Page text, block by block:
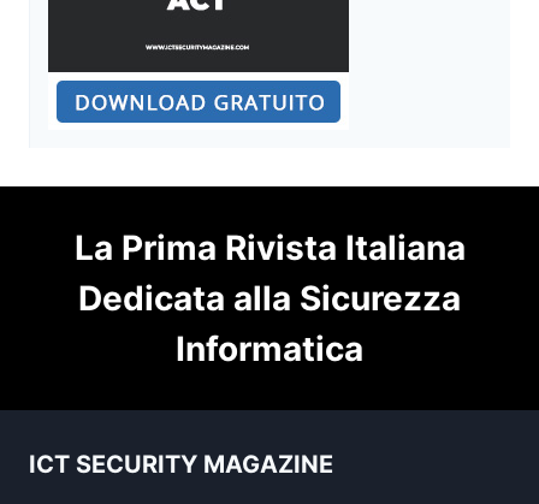
La Prima Rivista Italiana
Dedicata alla Sicurezza
Informatica
ICT SECURITY MAGAZINE